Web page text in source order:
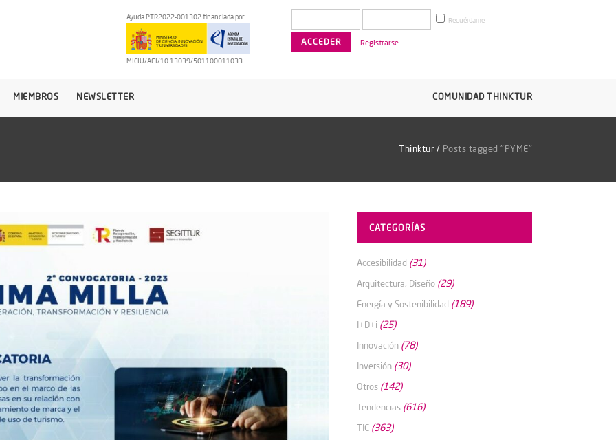
Ayuda PTR2022-001302 financiada por:
MICIU/AEI/10.13039/501100011033
Recuérdame
Registrarse
MIEMBROS NEWSLETTER COMUNIDAD THINKTUR
Thinktur / Posts tagged "PYME"
CATEGORÍAS
Accesibilidad (31)
Arquitectura, Diseño (29)
Energía y Sostenibilidad (189)
I+D+i (25)
Innovación (78)
Inversión (30)
Otros (142)
Tendencias (616)
TIC (363)